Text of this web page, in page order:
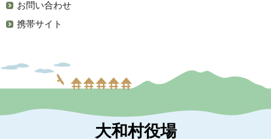
お問い合わせ
携帯サイト
大和村役場